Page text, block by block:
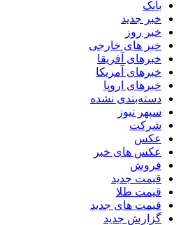
بانک
خبر جدید
خبر روز
خبر های خارجی
خبرهای آفریقا
خبرهای آمریکا
خبرهای اروپا
دسته‌بندی نشده
سپهر نیوز
شرکت
عکس
عکس های خبر
فروش
قیمت جدید
قیمت طلا
قیمت های جدید
گزارش جدید